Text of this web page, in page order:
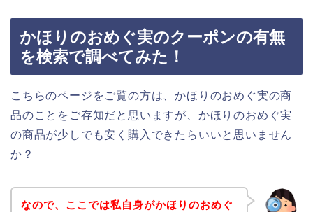
かほりのおめぐ実のクーポンの有無
を検索で調べてみた！
こちらのページをご覧の方は、かほりのおめぐ実の商
品のことをご存知だと思いますが、かほりのおめぐ実
の商品が少しでも安く購入できたらいいと思いません
か？
なので、ここでは私自身がかほりのおめぐ